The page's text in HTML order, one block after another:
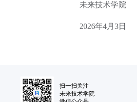
未来技术学院
2026年4月3日
扫一扫关注
未来技术学院